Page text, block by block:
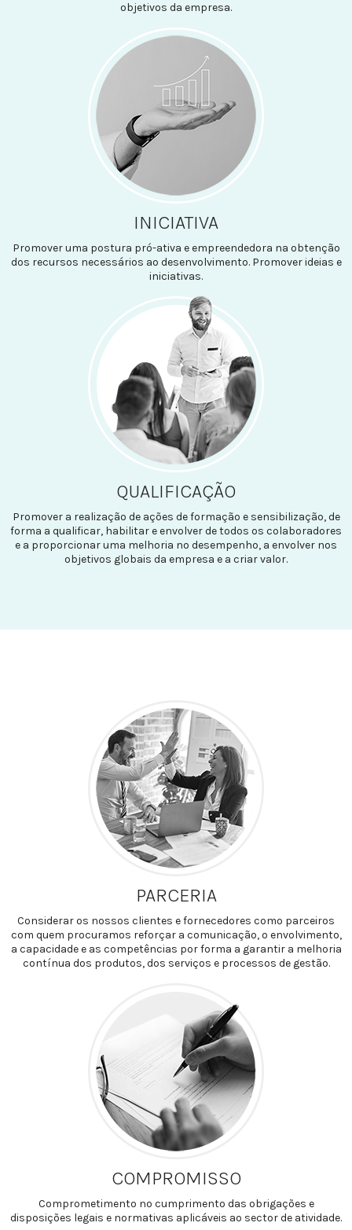
objetivos da empresa.
INICIATIVA
Promover uma postura pró-ativa e empreendedora na obtenção
dos recursos necessários ao desenvolvimento. Promover ideias e
iniciativas.
QUALIFICAÇÃO
Promover a realização de ações de formação e sensibilização, de
forma a qualificar, habilitar e envolver de todos os colaboradores
e a proporcionar uma melhoria no desempenho, a envolver nos
objetivos globais da empresa e a criar valor.
PARCERIA
Considerar os nossos clientes e fornecedores como parceiros
com quem procuramos reforçar a comunicação, o envolvimento,
a capacidade e as competências por forma a garantir a melhoria
contínua dos produtos, dos serviços e processos de gestão.
COMPROMISSO
Comprometimento no cumprimento das obrigações e
disposições legais e normativas aplicáveis ao sector de atividade.